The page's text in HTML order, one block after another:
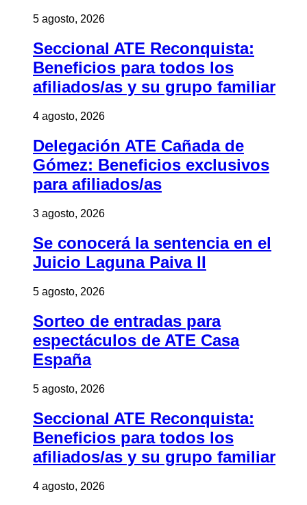
5 agosto, 2026
Seccional ATE Reconquista:
Beneficios para todos los
afiliados/as y su grupo familiar
4 agosto, 2026
Delegación ATE Cañada de
Gómez: Beneficios exclusivos
para afiliados/as
3 agosto, 2026
Se conocerá la sentencia en el
Juicio Laguna Paiva II
5 agosto, 2026
Sorteo de entradas para
espectáculos de ATE Casa
España
5 agosto, 2026
Seccional ATE Reconquista:
Beneficios para todos los
afiliados/as y su grupo familiar
4 agosto, 2026